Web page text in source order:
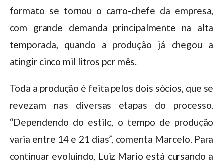
formato se tornou o carro-chefe da empresa,
com grande demanda principalmente na alta
temporada, quando a produção já chegou a
atingir cinco mil litros por mês.
Toda a produção é feita pelos dois sócios, que se
revezam nas diversas etapas do processo.
“Dependendo do estilo, o tempo de produção
varia entre 14 e 21 dias”, comenta Marcelo. Para
continuar evoluindo, Luiz Mario está cursando a